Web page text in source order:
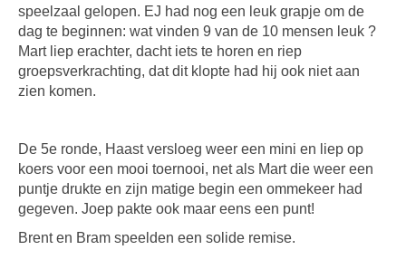
speelzaal gelopen. EJ had nog een leuk grapje om de
dag te beginnen: wat vinden 9 van de 10 mensen leuk ?
Mart liep erachter, dacht iets te horen en riep
groepsverkrachting, dat dit klopte had hij ook niet aan
zien komen.
De 5e ronde, Haast versloeg weer een mini en liep op
koers voor een mooi toernooi, net als Mart die weer een
puntje drukte en zijn matige begin een ommekeer had
gegeven. Joep pakte ook maar eens een punt!
Brent en Bram speelden een solide remise.